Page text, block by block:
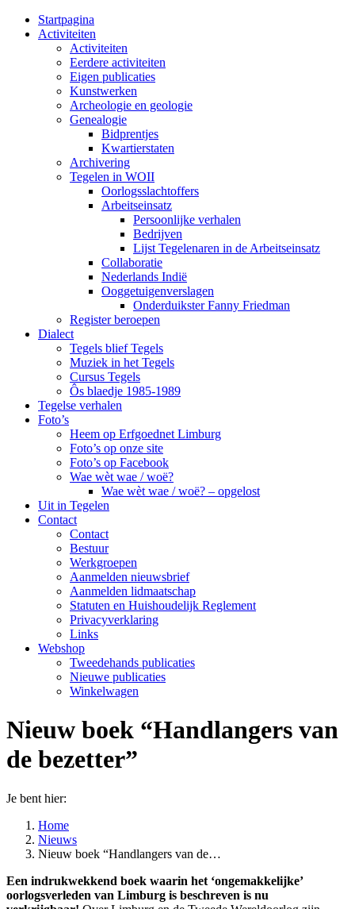
Startpagina
Activiteiten
Activiteiten
Eerdere activiteiten
Eigen publicaties
Kunstwerken
Archeologie en geologie
Genealogie
Bidprentjes
Kwartierstaten
Archivering
Tegelen in WOII
Oorlogsslachtoffers
Arbeitseinsatz
Persoonlijke verhalen
Bedrijven
Lijst Tegelenaren in de Arbeitseinsatz
Collaboratie
Nederlands Indië
Ooggetuigenverslagen
Onderduikster Fanny Friedman
Register beroepen
Dialect
Tegels blief Tegels
Muziek in het Tegels
Cursus Tegels
Ôs blaedje 1985-1989
Tegelse verhalen
Foto’s
Heem op Erfgoednet Limburg
Foto’s op onze site
Foto’s op Facebook
Wae wèt wae / woë?
Wae wèt wae / woë? – opgelost
Uit in Tegelen
Contact
Contact
Bestuur
Werkgroepen
Aanmelden nieuwsbrief
Aanmelden lidmaatschap
Statuten en Huishoudelijk Reglement
Privacyverklaring
Links
Webshop
Tweedehands publicaties
Nieuwe publicaties
Winkelwagen
Nieuw boek “Handlangers van
de bezetter”
Je bent hier:
Home
Nieuws
Nieuw boek “Handlangers van de…
Een indrukwekkend boek waarin het ‘ongemakkelijke’
oorlogsverleden van Limburg is beschreven is nu